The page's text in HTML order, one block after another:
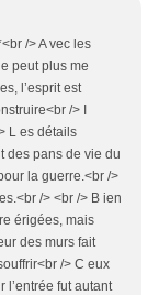
/> A vec les
peut plus me
l’esprit est
/> I
L es détails
des pans de vie du
la guerre.<br />
/> <br /> B ien
érigées, mais
des murs fait
/> C eux
fut autant